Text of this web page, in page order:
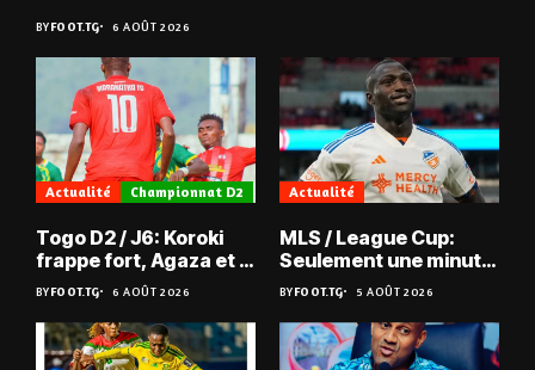
BYFOOT.TG 6 AOÛT 2026
Actualité Championnat D2
Togo D2 / J6: Koroki
frappe fort, Agaza et la
JCA assurent,
suspense avant Sara
FC – Doumbé FC
BYFOOT.TG 6 AOÛT 2026
Actualité
MLS / League Cup:
Seulement une minute
de jeu pour Kévin
Denkey
BYFOOT.TG 5 AOÛT 2026